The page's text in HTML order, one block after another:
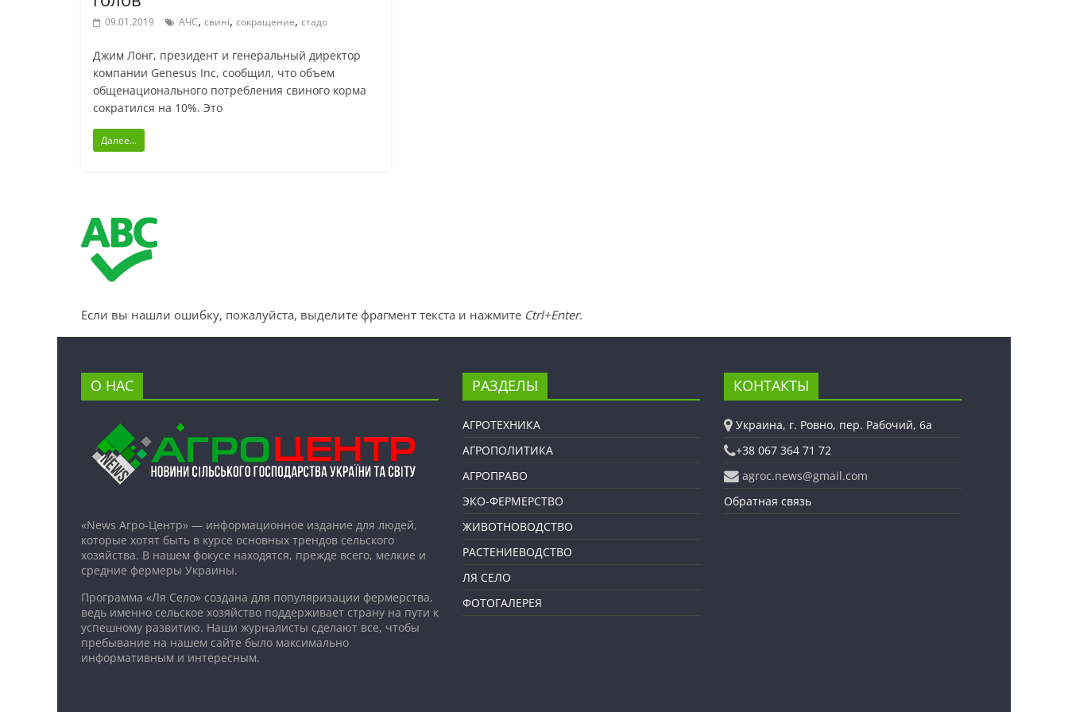
09.01.2019 АЧС, свині, сокращение, стадо
Джим Лонг, президент и генеральный директор
компании Genesus Inc, сообщил, что объем
общенационального потребления свиного корма
сократился на 10%. Это
Далее...
Если вы нашли ошибку, пожалуйста, выделите фрагмент текста и нажмите Ctrl+Enter.
О НАС
«News Агро-Центр» — информационное издание для людей,
которые хотят быть в курсе основных трендов сельского
хозяйства. В нашем фокусе находятся, прежде всего, мелкие и
средние фермеры Украины.
Программа «Ля Село» создана для популяризации фермерства,
ведь именно сельское хозяйство поддерживает страну на пути к
успешному развитию. Наши журналисты сделают все, чтобы
пребывание на нашем сайте было максимально
информативным и интересным.
РАЗДЕЛЫ
АГРОТЕХНИКА
АГРОПОЛИТИКА
АГРОПРАВО
ЭКО-ФЕРМЕРСТВО
ЖИВОТНОВОДСТВО
РАСТЕНИЕВОДСТВО
ЛЯ СЕЛО
ФОТОГАЛЕРЕЯ
КОНТАКТЫ
Украина, г. Ровно, пер. Рабочий, 6а
+38 067 364 71 72
agroc.news@gmail.com
Обратная связь